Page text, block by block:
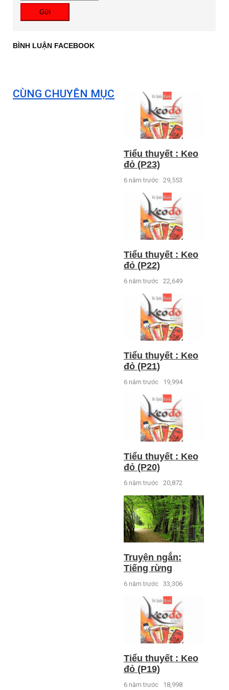
Gửi
BÌNH LUẬN FACEBOOK
CÙNG CHUYÊN MỤC
Tiểu thuyết : Keo
đỏ (P23)
6 năm trước 29,553
Tiểu thuyết : Keo
đỏ (P22)
6 năm trước 22,649
Tiểu thuyết : Keo
đỏ (P21)
6 năm trước 19,994
Tiểu thuyết : Keo
đỏ (P20)
6 năm trước 20,872
Truyện ngắn:
Tiếng rừng
6 năm trước 33,306
Tiểu thuyết : Keo
đỏ (P19)
6 năm trước 18,998